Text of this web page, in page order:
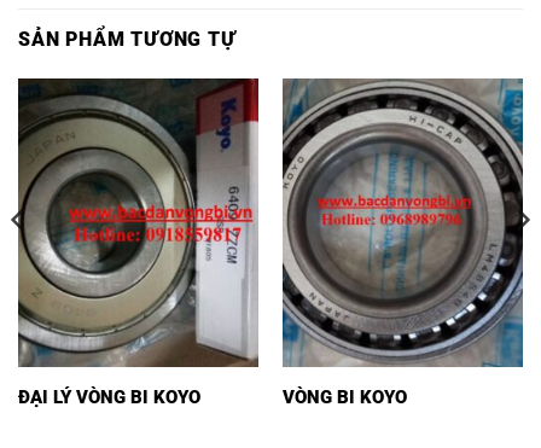
SẢN PHẨM TƯƠNG TỰ
ĐẠI LÝ VÒNG BI KOYO VÒNG BI KOYO